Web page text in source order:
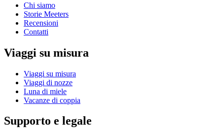
Chi siamo
Storie Meeters
Recensioni
Contatti
Viaggi su misura
Viaggi su misura
Viaggi di nozze
Luna di miele
Vacanze di coppia
Supporto e legale